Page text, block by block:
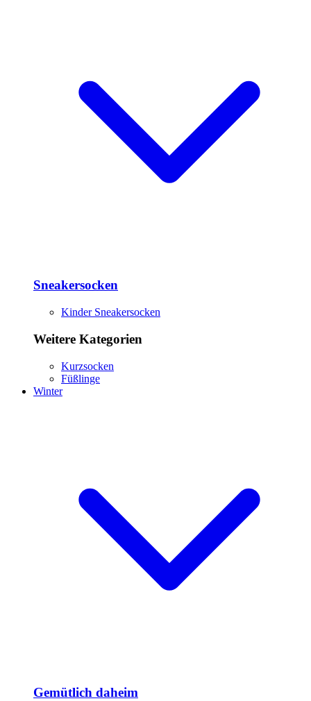
Sneakersocken
Kinder Sneakersocken
Weitere Kategorien
Kurzsocken
Füßlinge
Winter
Gemütlich daheim